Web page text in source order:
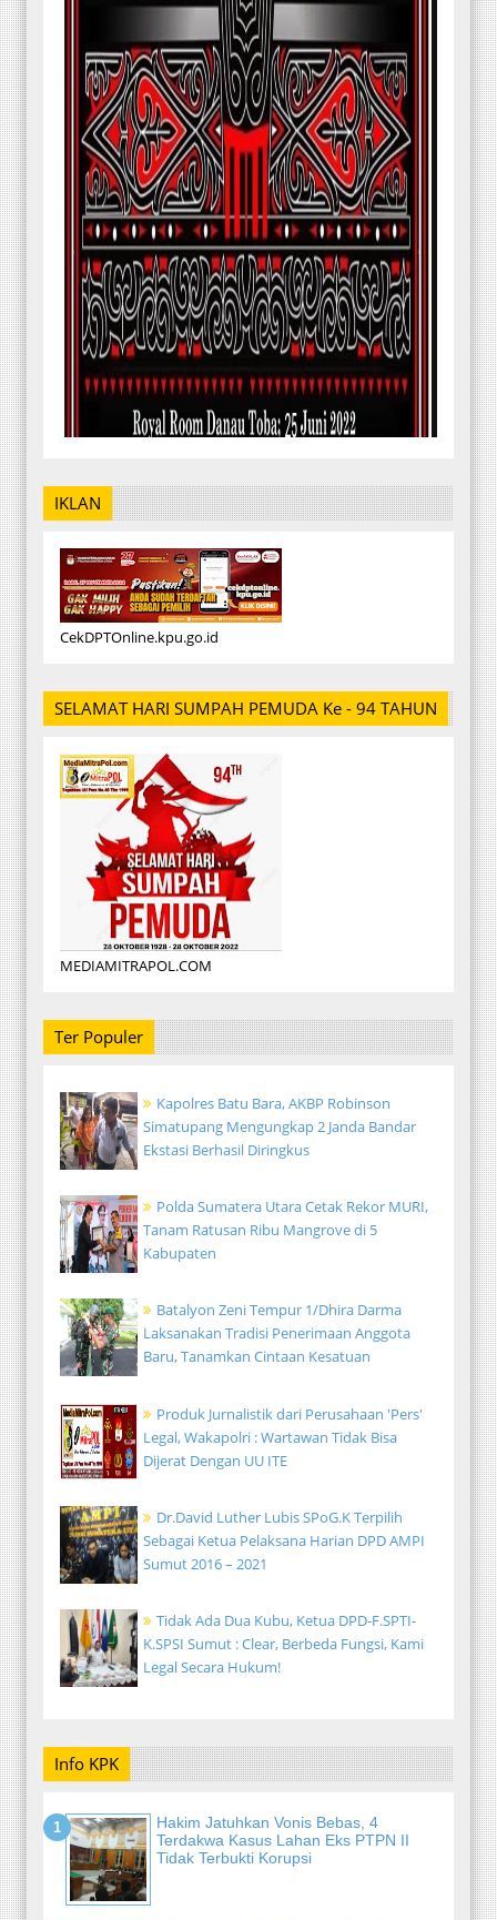
IKLAN
CekDPTOnline.kpu.go.id
SELAMAT HARI SUMPAH PEMUDA Ke - 94 TAHUN
MEDIAMITRAPOL.COM
Ter Populer
Kapolres Batu Bara, AKBP Robinson
Simatupang Mengungkap 2 Janda Bandar
Ekstasi Berhasil Diringkus
Polda Sumatera Utara Cetak Rekor MURI,
Tanam Ratusan Ribu Mangrove di 5
Kabupaten
Batalyon Zeni Tempur 1/Dhira Darma
Laksanakan Tradisi Penerimaan Anggota
Baru, Tanamkan Cintaan Kesatuan
Produk Jurnalistik dari Perusahaan 'Pers'
Legal, Wakapolri : Wartawan Tidak Bisa
Dijerat Dengan UU ITE
Dr.David Luther Lubis SPoG.K Terpilih
Sebagai Ketua Pelaksana Harian DPD AMPI
Sumut 2016 – 2021
Tidak Ada Dua Kubu, Ketua DPD-F.SPTI-
K.SPSI Sumut : Clear, Berbeda Fungsi, Kami
Legal Secara Hukum!
Info KPK
Hakim Jatuhkan Vonis Bebas, 4
Terdakwa Kasus Lahan Eks PTPN II
Tidak Terbukti Korupsi